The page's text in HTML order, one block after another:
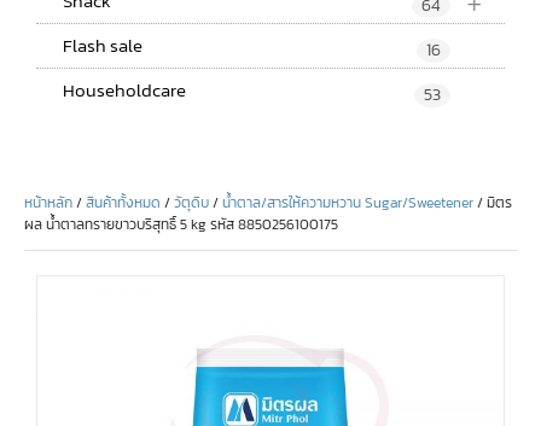
64
Flash sale 16
Householdcare 53
หน้าหลัก/สินค้าทั้งหมด /วัตุดิบ/น้ำตาล/สารให้ความหวาน Sugar/Sweetener/ มิตร
ผล น้ำตาลทรายขาวบริสุทธิ์ 5 kg รหัส 8850256100175